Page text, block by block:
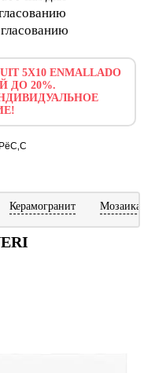
5X10 ENMALLADO
ДО 20%.
Керамогранит Мозаика